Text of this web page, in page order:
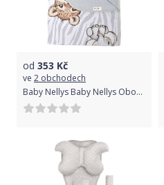
od 353 Kč
ve 2 obchodech
Baby Nellys Baby Nellys Oboustranná letní deka Bavlna jersey 100x75cm, ZOO Natural - šedá